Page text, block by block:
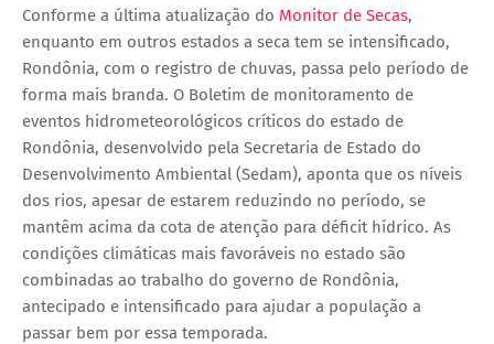
Conforme a última atualização do Monitor de Secas,
enquanto em outros estados a seca tem se intensificado,
Rondônia, com o registro de chuvas, passa pelo período de
forma mais branda. O Boletim de monitoramento de
eventos hidrometeorológicos críticos do estado de
Rondônia, desenvolvido pela Secretaria de Estado do
Desenvolvimento Ambiental (Sedam), aponta que os níveis
dos rios, apesar de estarem reduzindo no período, se
mantêm acima da cota de atenção para déficit hídrico. As
condições climáticas mais favoráveis no estado são
combinadas ao trabalho do governo de Rondônia,
antecipado e intensificado para ajudar a população a
passar bem por essa temporada.